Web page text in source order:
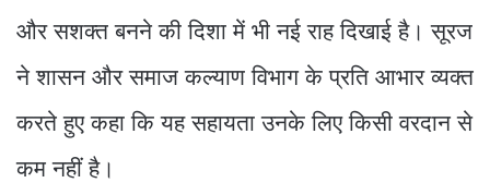
और सशक्त बनने की दिशा में भी नई राह दिखाई है। सूरज
ने शासन और समाज कल्याण विभाग के प्रति आभार व्यक्त
करते हुए कहा कि यह सहायता उनके लिए किसी वरदान से
कम नहीं है।